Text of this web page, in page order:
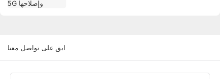
ابق على تواصل معنا